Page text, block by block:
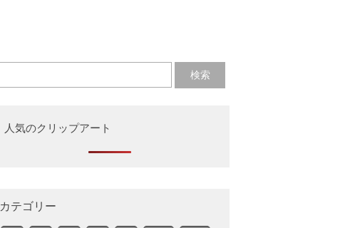
人気のクリップアート
カテゴリー